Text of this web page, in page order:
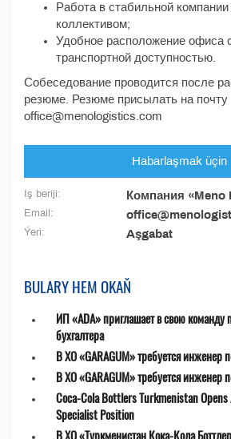
Работа в стабильной
коллективом;
Удобное расположение офиса
транспортной доступностью.
Собеседование проводится после
резюме. Резюме присылать на почту
office@menologistics.com
Habarlaşmak üçin
Iş beriji: Компания «Meno
Email:
Ýeri: Aşgabat
BULARY HEM OKAŇ
ИП «ADA» приглашает в свою команду
бухгалтера
В ХО «GARAGUM» требуется инженер
В ХО «GARAGUM» требуется инженер
Coca-Cola Bottlers Turkmenistan
Specialist Position
В ХО «Туркменистан Кока-Кола